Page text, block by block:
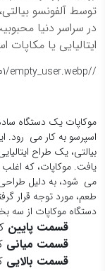
توسط آلفونسو
در سراسر دنیا
ایتالیایی یا
/
/uploads/2024/01/empty_user.webp
موکاپات یک دستگاه
بیالتی، یک طراح
یافت. موکاپات، که اغلب
می شود، به دلیل
طعم، مورد توجه قرار
دستگاه موکاپات از
قسمت پایین
قسمت میانی
قسمت بالایی